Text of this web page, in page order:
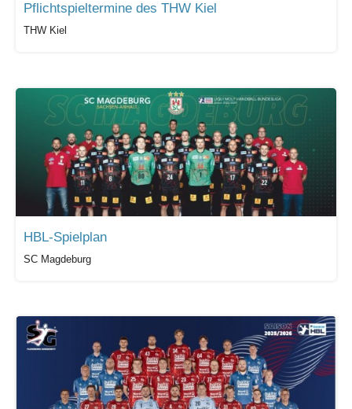
Pflichtspieltermine des THW Kiel
THW Kiel
HBL-Spielplan
SC Magdeburg